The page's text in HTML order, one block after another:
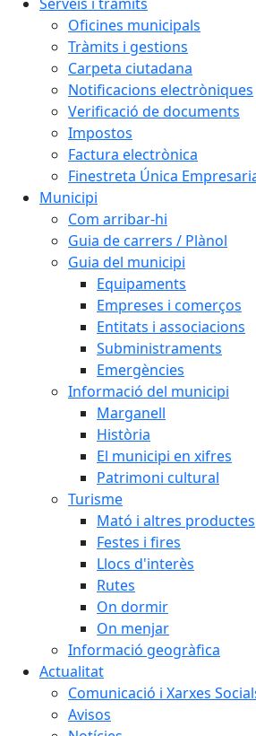
Oficines municipals
Tràmits i gestions
Carpeta ciutadana
Notificacions electròniques
Verificació de documents
Impostos
Factura electrònica
Finestreta Única
Municipi
Com arribar-hi
Guia de carrers / Plànol
Guia del municipi
Equipaments
Empreses i comerços
Entitats i associacions
Subministraments
Emergències
Informació del municipi
Marganell
Història
El municipi en xifres
Patrimoni cultural
Turisme
Mató i altres productes
Festes i fires
Llocs d'interès
Rutes
On dormir
On menjar
Informació geogràfica
Actualitat
Comunicació i Xarxes
Avisos